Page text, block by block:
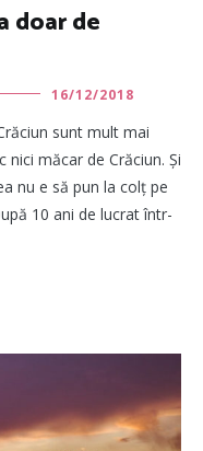
doar de
16/12/2018
sunt mult mai
măcar de Crăciun. Și
nu e să pun la colț pe
10 ani de lucrat într-